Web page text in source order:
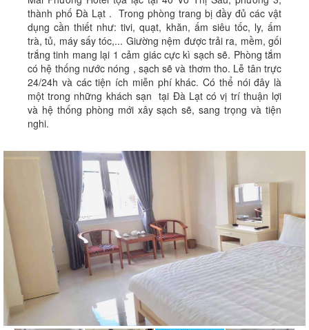
thành phố Đà Lạt . Trong phòng trang bị đầy đủ các vật
dụng cần thiết như: tivi, quạt, khăn, ấm siêu tốc, ly, ấm
trà, tủ, máy sấy tóc,... Giường nệm được trải ra, mềm, gối
trắng tinh mang lại 1 cảm giác cực kì sạch sẽ. Phòng tắm
có hệ thống nước nóng , sạch sẽ và thơm tho. Lễ tân trực
24/24h và các tiện ích miễn phí khác. Có thể nói đây là
một trong những khách sạn tại Đà Lạt có vị trí thuận lợi
và hệ thống phòng mới xây sạch sẽ, sang trọng và tiện
nghi.